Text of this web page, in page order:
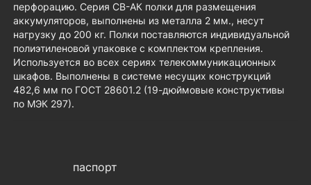
перфорацию. Серия СВ-АК полки для размещения
аккумуляторов, выполнены из металла 2 мм., несут
нагрузку до 200 кг. Полки поставляются индивидуальной
полиэтиленовой упаковке с комплектом крепления.
Используется во всех сериях телекоммуникационных
шкафов. Выполнены в системе несущих конструкций
482,6 мм по ГОСТ 28601.2 (19-дюймовые конструктивы
по МЭК 297).
паспорт